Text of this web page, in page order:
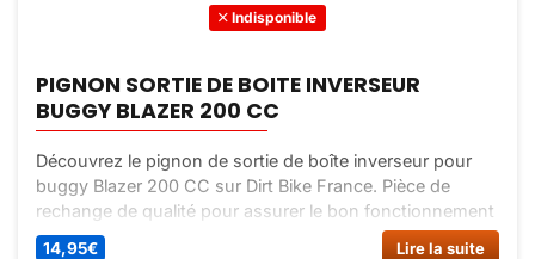
Indisponible
PIGNON SORTIE DE BOITE INVERSEUR
BUGGY BLAZER 200 CC
Découvrez le pignon de sortie de boîte inverseur pour
buggy Blazer 200 CC sur Dirt Bike France. Pièce de
rechange de qualité pour assurer le bon fonctionnement
de votre buggy. Commandez dès maintenant !
14,95€ Lire la suite